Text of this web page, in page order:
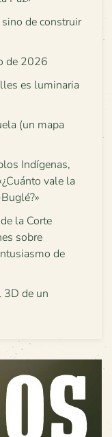
de construir
de 2026
es luminaria
(un mapa
Indígenas,
vale la
la Corte
sobre
de
3D de un